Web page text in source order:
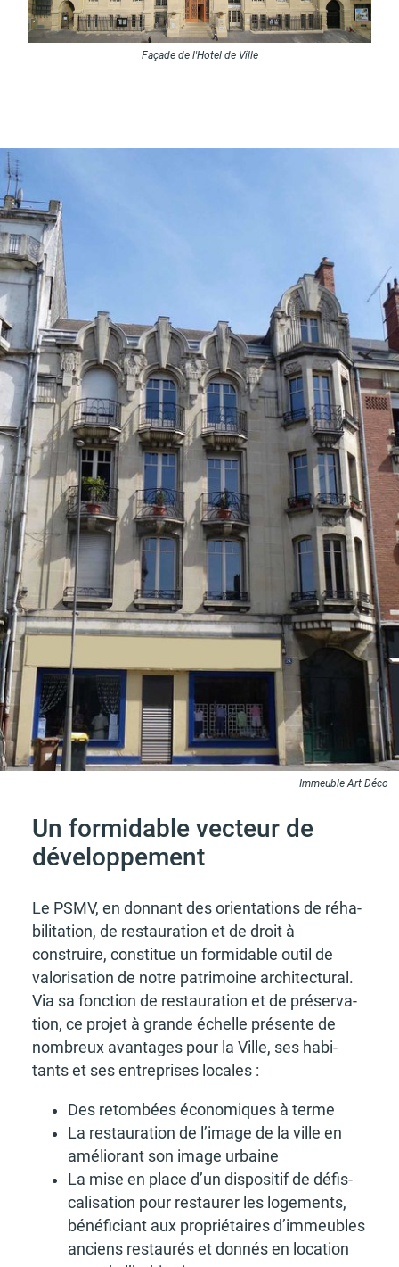
Façade de l'Hotel de Ville
Immeuble Art Déco
Un formidable vecteur de
développement
Le PSMV, en donnant des orien­ta­tions de réha­
bi­li­ta­tion, de restau­ra­tion et de droit à
construire, consti­tue un formi­dable outil de
valo­ri­sa­tion de notre patri­moine archi­tec­tu­ral.
Via sa fonc­tion de restau­ra­tion et de préser­va­
tion, ce projet à grande échelle présente de
nombreux avan­tages pour la Ville, ses habi­
tants et ses entre­prises locales :
Des retom­bées écono­miques à terme
La restau­ra­tion de l’image de la ville en
amélio­rant son image urbaine
La mise en place d’un dispo­si­tif de défis­
ca­li­sa­tion pour restau­rer les loge­ments,
béné­fi­ciant aux proprié­taires d’im­meubles
anciens restau­rés et donnés en loca­tion